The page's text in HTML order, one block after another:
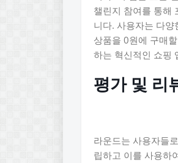
챌린지 참여를 통해
니다. 사용자는 다
상품을 0원에 구매
하는 혁신적인 쇼핑
평가 및 리
라운드는 사용자들
립하고 이를 사용하